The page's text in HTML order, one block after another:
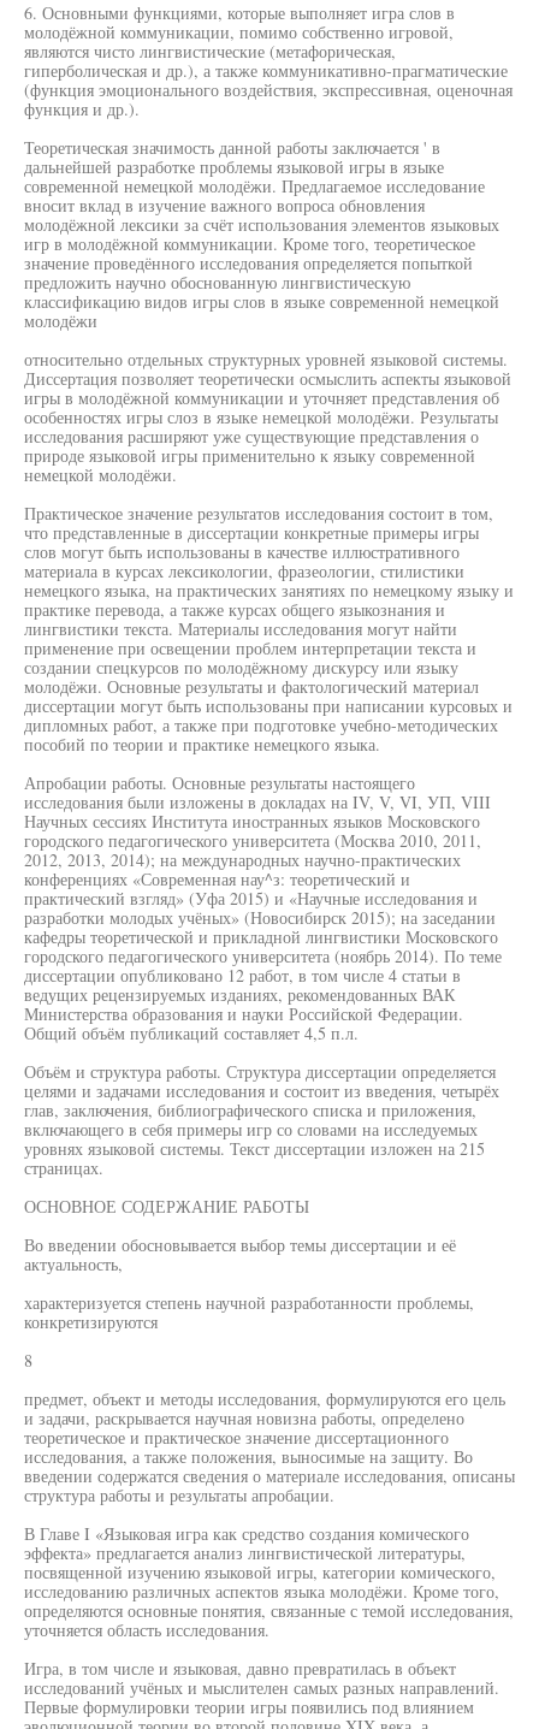
6. Основными функциями, которые выполняет игра слов в
молодёжной коммуникации, помимо собственно игровой,
являются чисто лингвистические (метафорическая,
гиперболическая и др.), а также коммуникативно-прагматические
(функция эмоционального воздействия, экспрессивная, оценочная
функция и др.).
Теоретическая значимость данной работы заключается ' в
дальнейшей разработке проблемы языковой игры в языке
современной немецкой молодёжи. Предлагаемое исследование
вносит вклад в изучение важного вопроса обновления
молодёжной лексики за счёт использования элементов языковых
игр в молодёжной коммуникации. Кроме того, теоретическое
значение проведённого исследования определяется попыткой
предложить научно обоснованную лингвистическую
классификацию видов игры слов в языке современной немецкой
молодёжи
относительно отдельных структурных уровней языковой системы.
Диссертация позволяет теоретически осмыслить аспекты языковой
игры в молодёжной коммуникации и уточняет представления об
особенностях игры слоз в языке немецкой молодёжи. Результаты
исследования расширяют уже существующие представления о
природе языковой игры применительно к языку современной
немецкой молодёжи.
Практическое значение результатов исследования состоит в том,
что представленные в диссертации конкретные примеры игры
слов могут быть использованы в качестве иллюстративного
материала в курсах лексикологии, фразеологии, стилистики
немецкого языка, на практических занятиях по немецкому языку и
практике перевода, а также курсах общего языкознания и
лингвистики текста. Материалы исследования могут найти
применение при освещении проблем интерпретации текста и
создании спецкурсов по молодёжному дискурсу или языку
молодёжи. Основные результаты и фактологический материал
диссертации могут быть использованы при написании курсовых и
дипломных работ, а также при подготовке учебно-методических
пособий по теории и практике немецкого языка.
Апробации работы. Основные результаты настоящего
исследования были изложены в докладах на IV, V, VI, УП, VIII
Научных сессиях Института иностранных языков Московского
городского педагогического университета (Москва 2010, 2011,
2012, 2013, 2014); на международных научно-практических
конференциях «Современная нау^з: теоретический и
практический взгляд» (Уфа 2015) и «Научные исследования и
разработки молодых учёных» (Новосибирск 2015); на заседании
кафедры теоретической и прикладной лингвистики Московского
городского педагогического университета (ноябрь 2014). По теме
диссертации опубликовано 12 работ, в том числе 4 статьи в
ведущих рецензируемых изданиях, рекомендованных ВАК
Министерства образования и науки Российской Федерации.
Общий объём публикаций составляет 4,5 п.л.
Объём и структура работы. Структура диссертации определяется
целями и задачами исследования и состоит из введения, четырёх
глав, заключения, библиографического списка и приложения,
включающего в себя примеры игр со словами на исследуемых
уровнях языковой системы. Текст диссертации изложен на 215
страницах.
ОСНОВНОЕ СОДЕРЖАНИЕ РАБОТЫ
Во введении обосновывается выбор темы диссертации и её
актуальность,
характеризуется степень научной разработанности проблемы,
конкретизируются
8
предмет, объект и методы исследования, формулируются его цель
и задачи, раскрывается научная новизна работы, определено
теоретическое и практическое значение диссертационного
исследования, а также положения, выносимые на защиту. Во
введении содержатся сведения о материале исследования, описаны
структура работы и результаты апробации.
В Главе I «Языковая игра как средство создания комического
эффекта» предлагается анализ лингвистической литературы,
посвященной изучению языковой игры, категории комического,
исследованию различных аспектов языка молодёжи. Кроме того,
определяются основные понятия, связанные с темой исследования,
уточняется область исследования.
Игра, в том числе и языковая, давно превратилась в объект
исследований учёных и мыслителен самых разных направлений.
Первые формулировки теории игры появились под влиянием